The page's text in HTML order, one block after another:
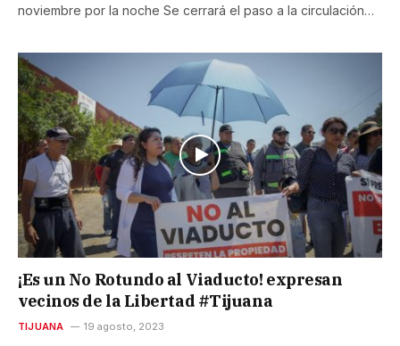
noviembre por la noche Se cerrará el paso a la circulación…
¡Es un No Rotundo al Viaducto! expresan
vecinos de la Libertad #Tijuana
TIJUANA 19 agosto, 2023